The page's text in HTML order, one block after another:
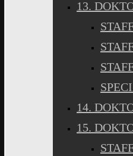
13.
14.
15.